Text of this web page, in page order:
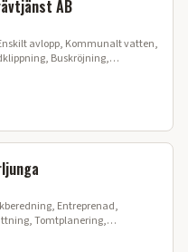
AB
avlopp, Kommunalt vatten,
Buskröjning,
Entreprenad,
Tomtplanering,